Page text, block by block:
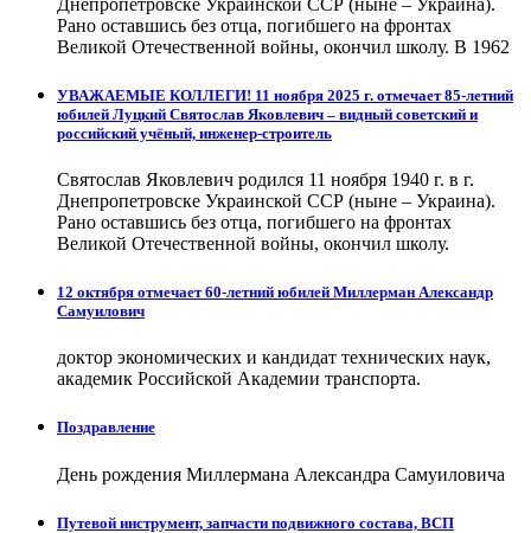
Рано оставшись без отца, погибшего на фронтах
Великой Отечественной войны, окончил школу. В 1962
УВАЖАЕМЫЕ КОЛЛЕГИ! 11 ноября 2025 г. отмечает 85-летний
юбилей Луцкий Святослав Яковлевич – видный советский и
российский учёный, инженер-строитель
Святослав Яковлевич родился 11 ноября 1940 г. в г.
Днепропетровске Украинской ССР (ныне – Украина).
Рано оставшись без отца, погибшего на фронтах
Великой Отечественной войны, окончил школу.
12 октября отмечает 60-летний юбилей Миллерман Александр
Самуилович
доктор экономических и кандидат технических наук,
академик Российской Академии транспорта.
Поздравление
День рождения Миллермана Александра Самуиловича
Путевой инструмент, запчасти подвижного состава, ВСП